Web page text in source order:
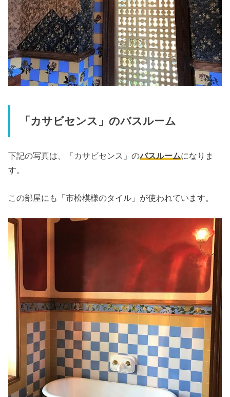
「カサビセンス」のバスルーム
下記の写真は、「カサビセンス」のバスルームになりま
す。
この部屋にも「市松模様のタイル」が使われています。